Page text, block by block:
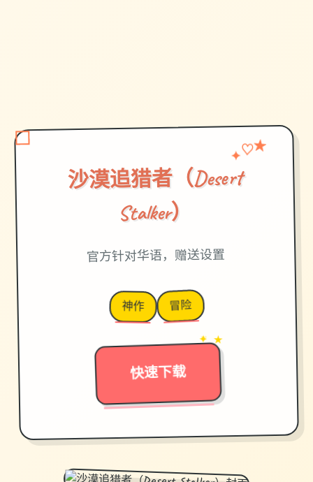
沙漠追猎者（Desert
Stalker）
✦♡★
官方针对华语，赠送设置
神作 冒险
快速下载
→
✦ ★